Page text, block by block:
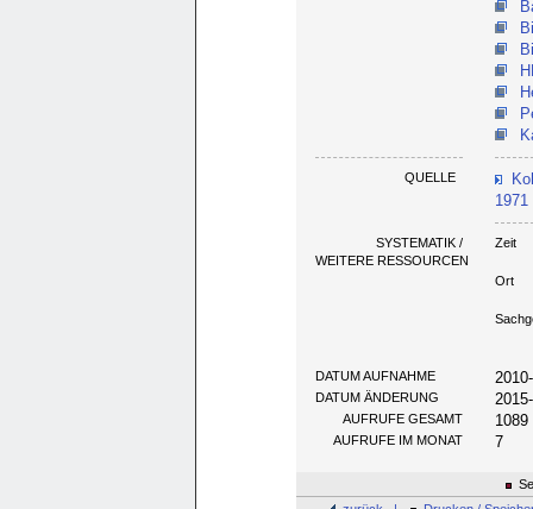
QUELLE
SYSTEMATIK /
WEITERE RESSOURCEN
Zeit
Ort
DATUM AUFNAHME
DATUM ÄNDERUNG
AUFRUFE GESAMT 1089
AUFRUFE IM MONAT 7